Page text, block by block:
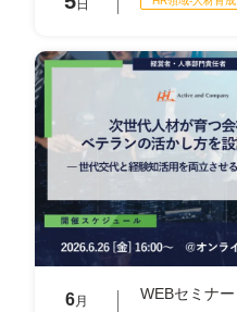
日
6月 WEBセミナー